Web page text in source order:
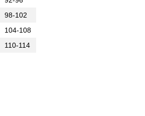
98-102
104-108
110-114